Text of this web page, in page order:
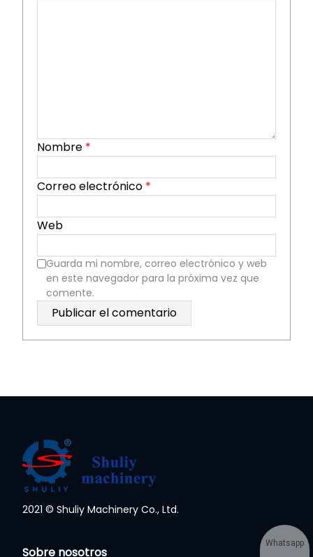
Nombre *
Correo electrónico *
Web
Guarda mi nombre, correo electrónico y web
en este navegador para la próxima vez que
comente.
2021 © Shuliy Machinery Co., Ltd.
Sobre nosotros
Whatsapp